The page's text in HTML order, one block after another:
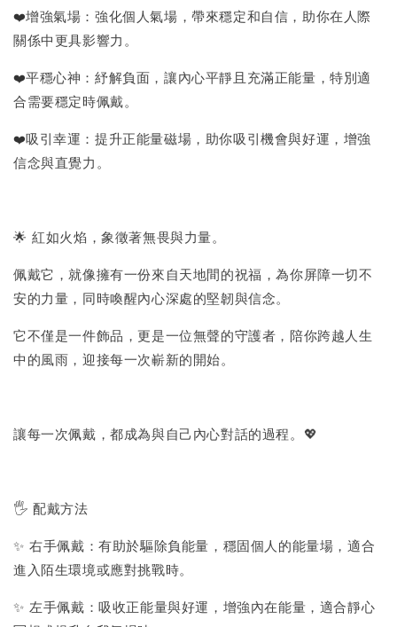
❤️增強氣場：強化個人氣場，帶來穩定和自信，助你在人際
關係中更具影響力。
❤️平穩心神：紓解負面，讓內心平靜且充滿正能量，特別適
合需要穩定時佩戴。
❤️吸引幸運：提升正能量磁場，助你吸引機會與好運，增強
信念與直覺力。
🌟 紅如火焰，象徵著無畏與力量。
佩戴它，就像擁有一份來自天地間的祝福，為你屏障一切不
安的力量，同時喚醒內心深處的堅韌與信念。
它不僅是一件飾品，更是一位無聲的守護者，陪你跨越人生
中的風雨，迎接每一次嶄新的開始。
讓每一次佩戴，都成為與自己內心對話的過程。💖
🖐 配戴方法
✨ 右手佩戴：有助於驅除負能量，穩固個人的能量場，適合
進入陌生環境或應對挑戰時。
✨ 左手佩戴：吸收正能量與好運，增強內在能量，適合靜心